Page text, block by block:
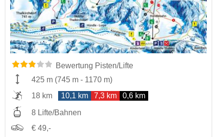
Bewertung Pisten/Lifte
425 m (745 m - 1170 m)
18 km
10,1 km 7,3 km 0,6 km
8 Lifte/Bahnen
€ 49,-